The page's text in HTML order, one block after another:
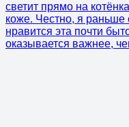
светит прямо на
коже. Честно, я
нравится эта почти
оказывается важнее,